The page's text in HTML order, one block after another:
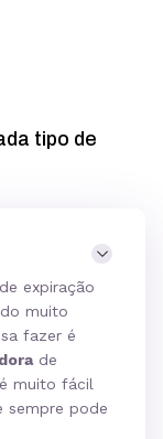
tipo de
expiração
muito
fazer é
de
muito fácil
sempre pode